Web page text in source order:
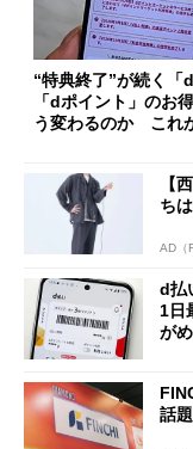
“特典終了”が続く「d
「dポイント」のお
う変わるのか これ
【
ち
AD（
d払
1日
が
話